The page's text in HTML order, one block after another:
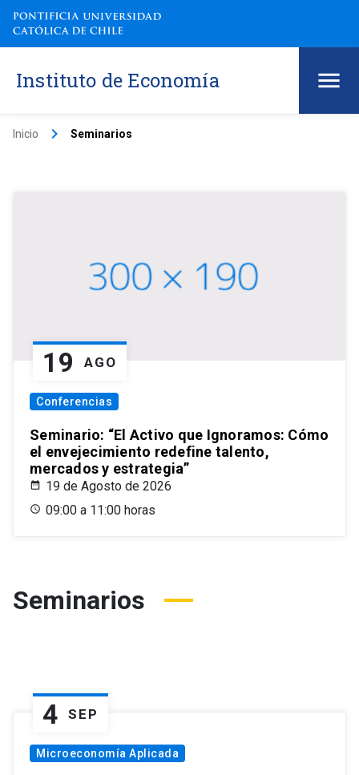
Instituto de Economía
Inicio keyboard_arrow_right Seminarios
19 AGO
Conferencias
Seminario: “El Activo que Ignoramos: Cómo
el envejecimiento redefine talento,
mercados y estrategia”
19 de Agosto de 2026
09:00 a 11:00 horas
Seminarios
4 SEP
Microeconomía Aplicada